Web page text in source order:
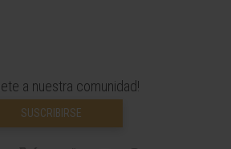
a nuestra comunidad!
SUSCRIBIRSE